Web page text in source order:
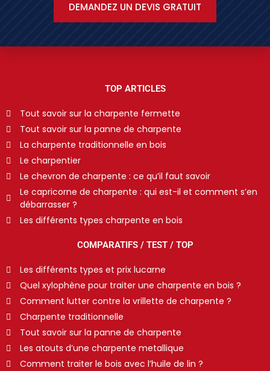
DEMANDEZ UN DEVIS GRATUIT
TOP ARTICLES
Tout savoir sur la charpente fermette
Tout savoir sur la panne de charpente
La charpente traditionnelle en bois
Le charpentier
Le chevron de charpente : ce qu’il faut savoir
Le capricorne de charpente : qui est-il et comment s’en
débarrasser ?
Les différents types charpente en bois
COMPARATIFS / TEST / TOP
Les différents types et prix lucarne
Quel xylophène pour traiter une charpente en bois ?
Comment lutter contre la vrillette de charpente ?
Charpente traditionnelle
Tout savoir sur la panne de charpente
Les atouts d’une charpente metallique
Comment traiter le bois avec l’huile de lin ?